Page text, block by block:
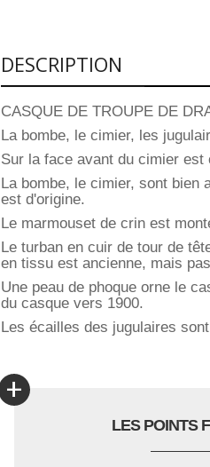
DESCRIPTION
CASQUE DE TROUPE DE
La bombe, le cimier, les
Sur la face avant du cimier est
La bombe, le cimier, sont bien
est d'origine.
Le marmouset de crin est
Le turban en cuir de tour de
en tissu est ancienne, mais
Une peau de phoque orne le
du casque vers 1900.
Les écailles des jugulaires
+
LES POINTS